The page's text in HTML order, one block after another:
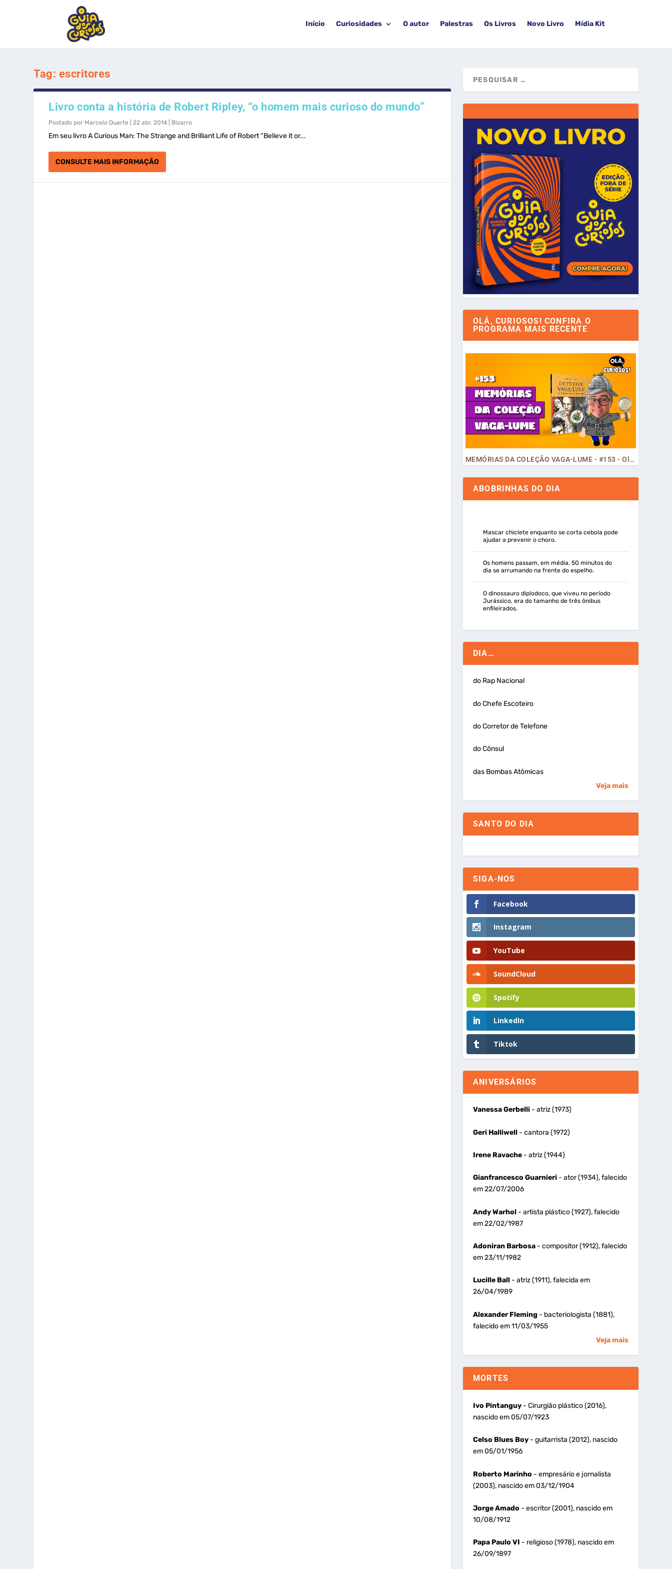
Início Curiosidades O autor Palestras Os Livros Novo Livro Mídia Kit
Tag: escritores
Livro conta a história de Robert Ripley, “o homem mais curioso do mundo”
Postado por Marcelo Duarte |22 abr, 2014 Bizarro
Em seu livro A Curious Man: The Strange and Brilliant Life of Robert “Believe it or...
CONSULTE MAIS INFORMAÇÃO
OLÁ, CURIOSOS! CONFIRA O
PROGRAMA MAIS RECENTE
MEMÓRIAS DA COLEÇÃO VAGA-LUME - #153 - Olá, Curiosos! 2023
ABOBRINHAS DO DIA
Mascar chiclete enquanto se corta cebola pode
ajudar a prevenir o choro.
Os homens passam, em média, 50 minutos do
dia se arrumando na frente do espelho.
O dinossauro diplodoco, que viveu no período
Jurássico, era do tamanho de três ônibus
enfileirados.
DIA…
do Rap Nacional
do Chefe Escoteiro
do Corretor de Telefone
do Cônsul
das Bombas Atômicas
Veja mais
SANTO DO DIA
SIGA-NOS
Facebook
Instagram
YouTube
SoundCloud
Spotify
LinkedIn
Tiktok
ANIVERSÁRIOS
Vanessa Gerbelli- atriz (1973)
Geri Halliwell- cantora (1972)
Irene Ravache- atriz (1944)
Gianfrancesco Guarnieri- ator (1934), falecido
em 22/07/2006
Andy Warhol- artista plástico (1927), falecido
em 22/02/1987
Adoniran Barbosa- compositor (1912), falecido
em 23/11/1982
Lucille Ball- atriz (1911), falecida em
26/04/1989
Alexander Fleming - bacteriologista (1881),
falecido em 11/03/1955
Veja mais
MORTES
Ivo Pintanguy- Cirurgião plástico (2016),
nascido em 05/07/1923
Celso Blues Boy- guitarrista (2012), nascido
em 05/01/1956
Roberto Marinho - empresário e jornalista
(2003), nascido em 03/12/1904
Jorge Amado - escritor (2001), nascido em
10/08/1912
Papa Paulo VI - religioso (1978), nascido em
26/09/1897